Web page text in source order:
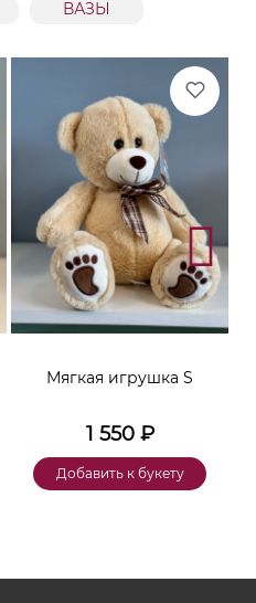
ВАЗЫ
Мягкая игрушка S
1 550₽
Добавить к букету